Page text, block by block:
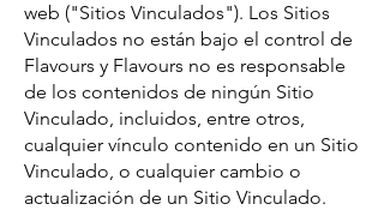
web ("Sitios Vinculados"). Los Sitios
Vinculados no están bajo el control de
Flavours y Flavours no es responsable
de los contenidos de ningún Sitio
Vinculado, incluidos, entre otros,
cualquier vínculo contenido en un Sitio
Vinculado, o cualquier cambio o
actualización de un Sitio Vinculado.